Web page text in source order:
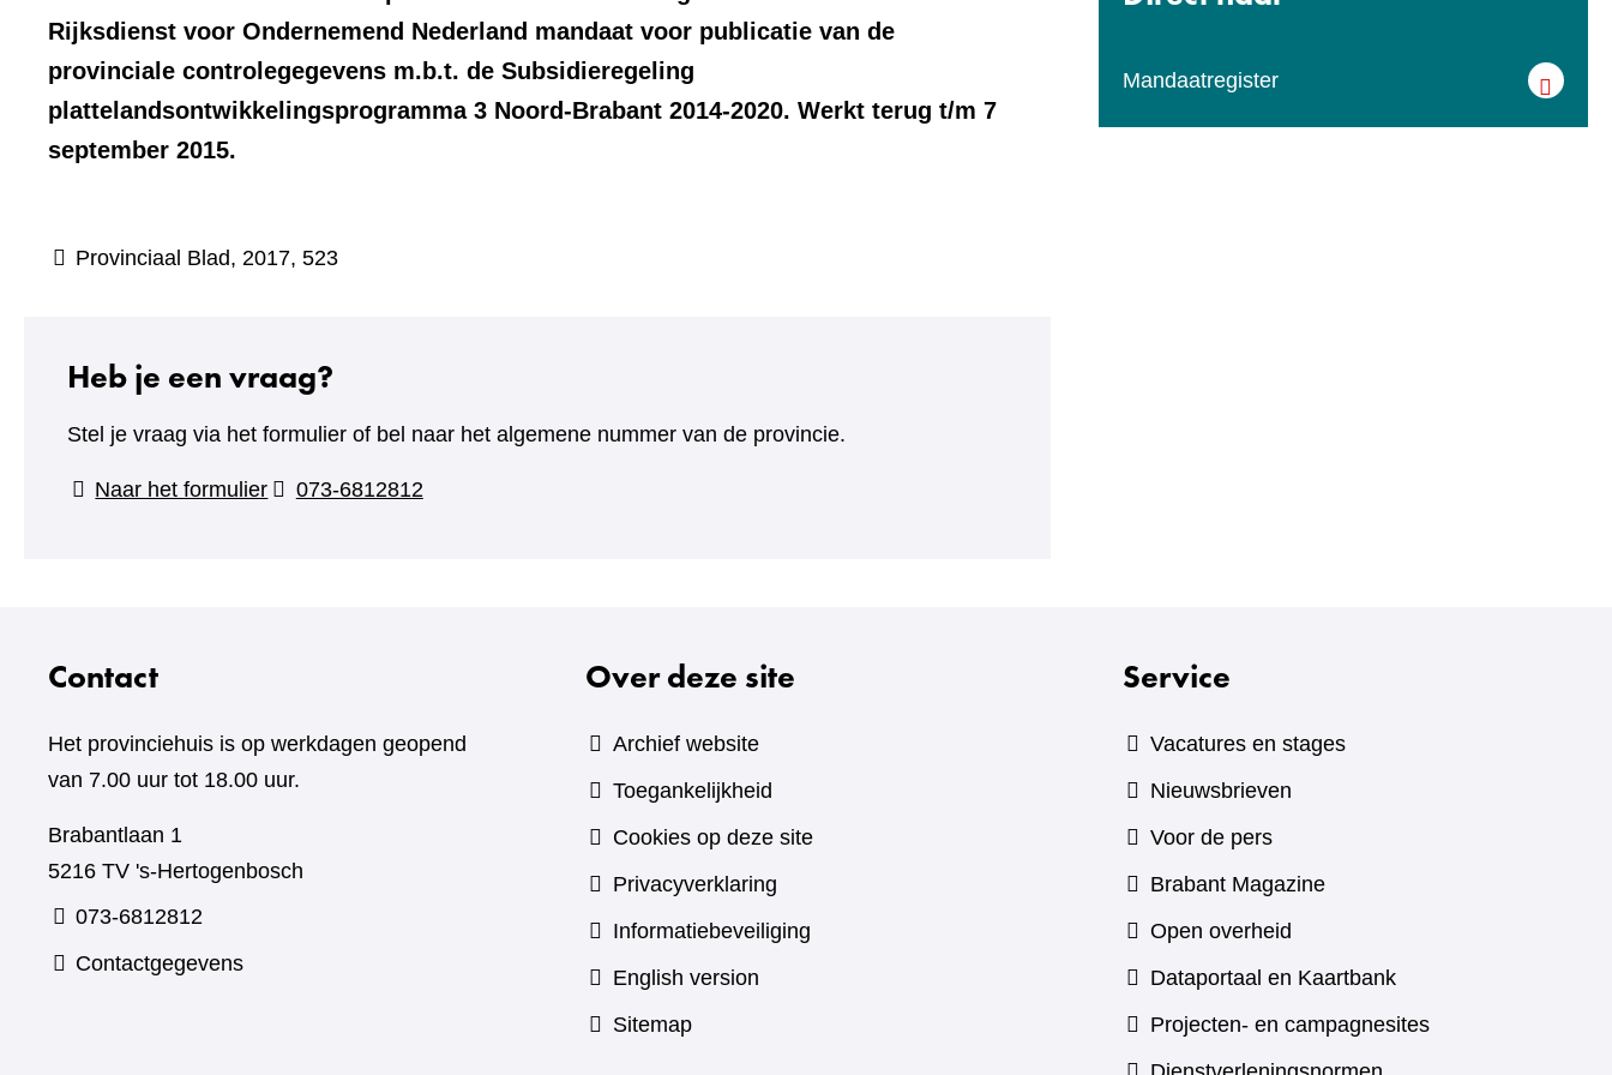
Rijksdienst voor Ondernemend Nederland mandaat voor publicatie van de
provinciale controlegegevens m.b.t. de Subsidieregeling
plattelandsontwikkelingsprogramma 3 Noord-Brabant 2014-2020. Werkt terug t/m 7
september 2015.
Provinciaal Blad, 2017, 523(verwijst
Mandaatregister
Heb je een vraag?
Stel je vraag via het formulier of bel naar het algemene nummer van de provincie.
Naar het formulier(verwijst
073-6812812
Contact
Het provinciehuis is op werkdagen geopend
van 7.00 uur tot 18.00 uur.
Brabantlaan 1
5216 TV 's-Hertogenbosch
073-6812812
Contactgegevens
Over deze site
Archief website
Toegankelijkheid
Cookies op deze site
Privacyverklaring
Informatiebeveiliging
English version
Sitemap
Service
Vacatures en stages
Nieuwsbrieven
Voor de pers
Brabant Magazine(verwijst
andere
website)
Open overheid
Dataportaal en Kaartbank(verwijst
naar
Projecten- en campagnesites